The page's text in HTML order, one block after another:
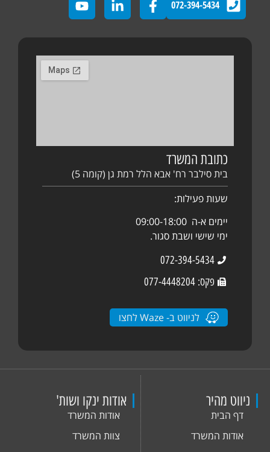
072-394-5434
כתובת המשרד
בית סילבר רח' אבא הלל רמת גן (קומה 5)
שעות פעילות:
יימים א-ה 09:00-18:00
ימי שישי ושבת סגור.
072-394-5434
פקס: 077-4448204
לניווט ב- Waze לחצו
ניווט מהיר
דף הבית
אודות המשרד
אודות ינקו ושות'
אודות המשרד
צוות המשרד